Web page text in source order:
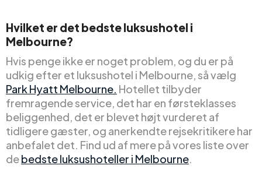
Hvilket er det bedste luksushotel i
Melbourne?
Hvis penge ikke er noget problem, og du er på
udkig efter et luksushotel i Melbourne, så vælg
Park Hyatt Melbourne. Hotellet tilbyder
fremragende service, det har en førsteklasses
beliggenhed, det er blevet højt vurderet af
tidligere gæster, og anerkendte rejsekritikere har
anbefalet det. Find ud af mere på vores liste over
debedste luksushoteller i Melbourne.